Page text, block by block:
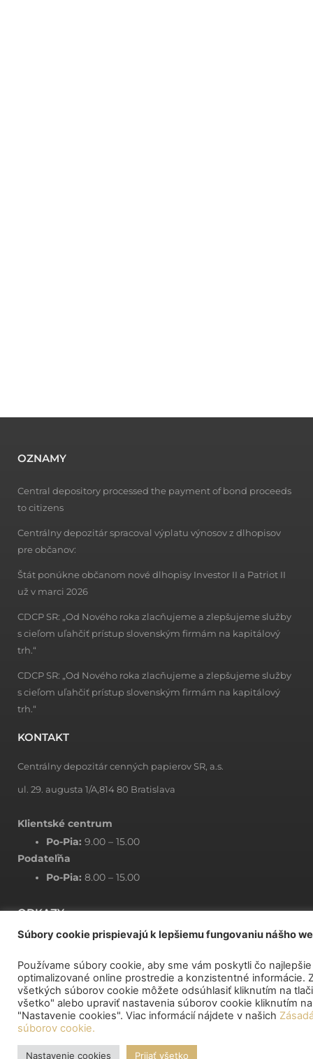
OZNAMY
Central depository processed the payment of bond proceeds
to citizens
Centrálny depozitár spracoval výplatu výnosov z dlhopisov
pre občanov:
Štát ponúkne občanom nové dlhopisy Investor II a Patriot II
už v marci 2026
CDCP SR: „Od Nového roka zlacňujeme a zlepšujeme služby
s cieľom uľahčiť prístup slovenským firmám na kapitálový
trh.“
CDCP SR: „Od Nového roka zlacňujeme a zlepšujeme služby
s cieľom uľahčiť prístup slovenským firmám na kapitálový
trh.“
KONTAKT
Centrálny depozitár cenných papierov SR, a.s.
ul. 29. augusta 1/A,814 80 Bratislava
Klientské centrum
Po-Pia: 9.00 – 15.00
Podateľňa
Po-Pia:8.00 – 15.00
ODKAZY
CENNÍK CDCP SR
ZRUŠENIE ÚČTU MAJITEĽA
ZOZNAM OVLÁDAJÚCICH OSÔB
PLNOMOCENSTVO (PO SPLNOMOCŇUJE FO)
ŽIADOSŤ O ZOZNAM AKCIONÁROV LISTINNÝCH AKCIÍ E14
ŽIADOSŤ O ZOZNAM MAJITEĽOV ZAKNIHOVANÝCH CP E12
Súbory cookie prispievajú k lepšiemu fungovaniu nášho
Používame súbory cookie, aby sme vám poskytli čo najlepšie
optimalizované online prostredie a konzistentné informácie.
všetkých súborov cookie môžete odsúhlasiť kliknutím na
všetko" alebo upraviť nastavenia súborov cookie kliknutím
"Nastavenie cookies". Viac informácií nájdete v našich
súborov cookie.
Nastavenie cookies Prijať všetko